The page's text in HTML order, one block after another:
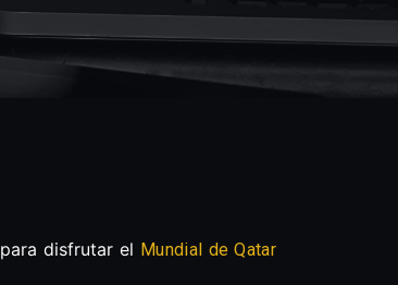
para disfrutar el Mundial de Qatar